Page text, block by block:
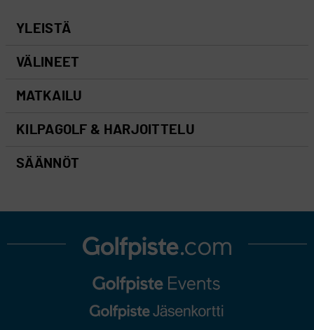
YLEISTÄ
VÄLINEET
MATKAILU
KILPAGOLF & HARJOITTELU
SÄÄNNÖT